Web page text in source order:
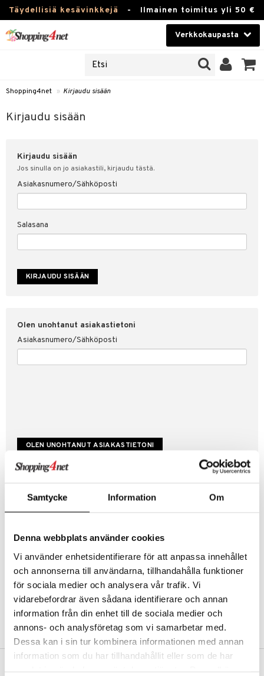
Samtycke Information Om
Denna webbplats använder cookies
Vi använder enhetsidentifierare för att anpassa innehållet
och annonserna till användarna, tillhandahålla funktioner
för sociala medier och analysera vår trafik. Vi
vidarebefordrar även sådana identifierare och annan
information från din enhet till de sociala medier och
annons- och analysföretag som vi samarbetar med.
Dessa kan i sin tur kombinera informationen med annan
information som du har tillhandahållit eller som de har
Täydellisiä kesävinkkejä - Ilmainen toimitus yli 50 €
Verkkokaupasta
Piilolinssit
Luontaistuotteet
Fitness
Koti & Sisustus
Lelut, Lapsi & Vauva
Tuotemerkkejä
Shopping4net » Kirjaudu sisään
Kirjaudu sisään
Kirjaudu sisään
Jos sinulla on jo asiakastili, kirjaudu tästä.
Asiakasnumero/Sähköposti
Salasana
Olen unohtanut asiakastietoni
Asiakasnumero/Sähköposti
Luo uusi asiakas
Hyviä tarjouksia
Kestotilaus
Arvostele tuotteita
Toivelistat
LUO ASIAKAS
sisään
& vastauksia
myyntiehdot
suojaus